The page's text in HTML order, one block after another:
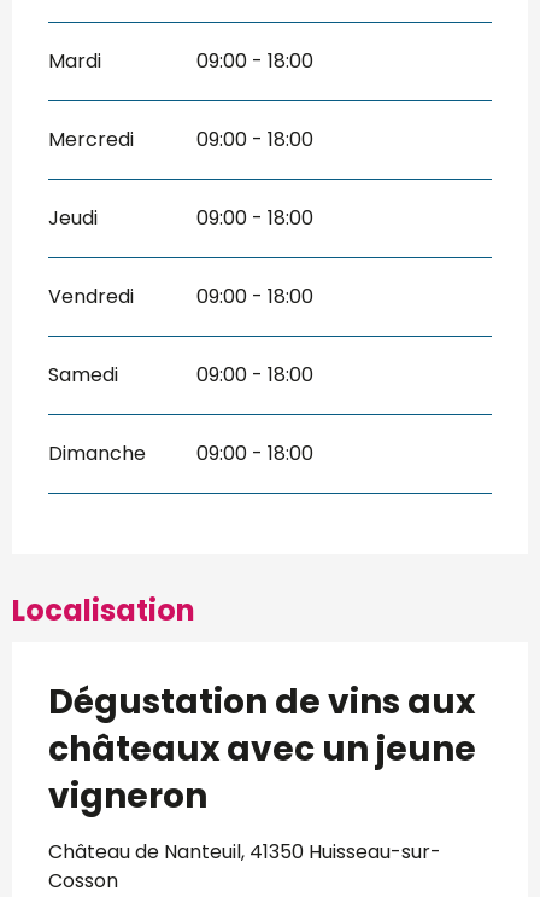
Mardi 09:00 - 18:00
Mercredi 09:00 - 18:00
Jeudi 09:00 - 18:00
Vendredi 09:00 - 18:00
Samedi 09:00 - 18:00
Dimanche 09:00 - 18:00
Localisation
Dégustation de vins aux
châteaux avec un jeune
vigneron
Château de Nanteuil, 41350 Huisseau-sur-
Cosson